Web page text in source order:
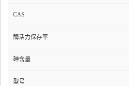
CAS
酶活力保存率
砷含量
型号